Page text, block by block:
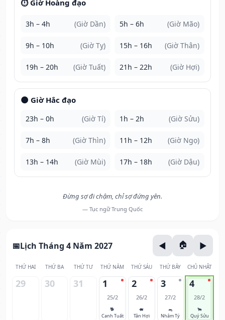
⏱️ Giờ Hoàng đạo
3h – 4h (Giờ Dần) 5h – 6h (Giờ Mão)
9h – 10h (Giờ Tỵ) 15h – 16h (Giờ Thân)
19h – 20h (Giờ Tuất) 21h – 22h (Giờ Hợi)
🌑 Giờ Hắc đạo
23h – 0h (Giờ Tí) 1h – 2h (Giờ Sửu)
7h – 8h (Giờ Thìn) 11h – 12h (Giờ Ngọ)
13h – 14h (Giờ Mùi) 17h – 18h (Giờ Dậu)
Đừng sợ đi chậm, chỉ sợ đứng yên.
— Tục ngữ Trung Quốc
Lịch Tháng 4 Năm 2027
THỨ HAI THỨ BA THỨ TƯ THỨ NĂM THỨ SÁU THỨ BẢY CHỦ NHẬT
29 30 31 1
25/2
🐕
Canh Tuất
2
26/2
🐖
Tân Hợi
3
27/2
🐀
Nhâm Tý
4
28/2
🐂
Quý Sửu